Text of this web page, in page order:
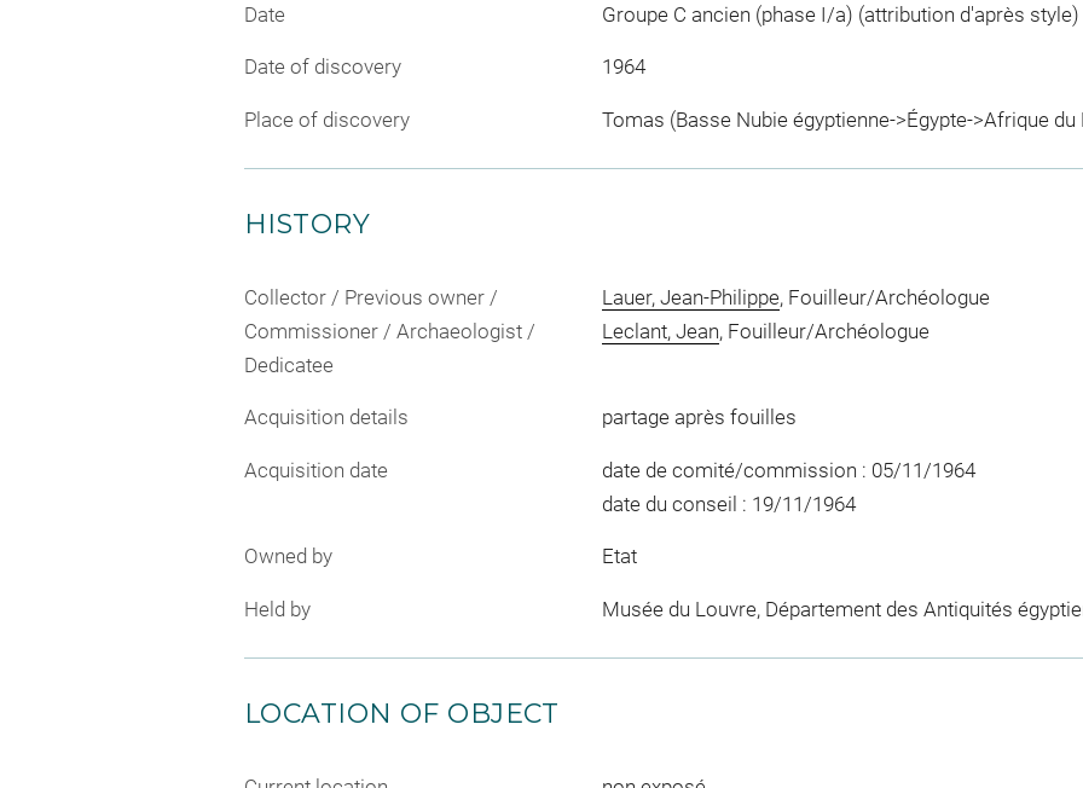
Date Groupe C ancien (phase I/a) (attribution d'après style)
Date of discovery 1964
Place of discovery Tomas (Basse Nubie égyptienne->Égypte->Afrique
HISTORY
Collector / Previous owner /
Commissioner / Archaeologist /
Dedicatee
Lauer, Jean-Philippe, Fouilleur/Archéologue
Leclant, Jean, Fouilleur/Archéologue
Acquisition details partage après fouilles
Acquisition date
date de comité/commission : 05/11/1964
date du conseil : 19/11/1964
Owned by Etat
Held by Musée du Louvre, Département des Antiquités
LOCATION OF OBJECT